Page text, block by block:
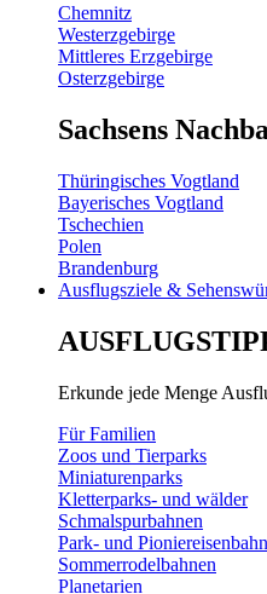
Chemnitz
Westerzgebirge
Mittleres Erzgebirge
Osterzgebirge
Sachsens
Thüringisches Vogtland
Bayerisches Vogtland
Tschechien
Polen
Brandenburg
Ausflugsziele &
Erkunde jede Menge
Für Familien
Zoos und Tierparks
Miniaturenparks
Kletterparks- und wälder
Schmalspurbahnen
Park- und
Sommerrodelbahnen
Planetarien